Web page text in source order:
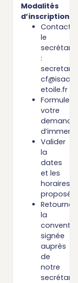
Modalités
d’inscription
Contacter
le
:
etoile.fr
Formuler
votre
demande
Valider
la
dates
et les
horaires
Retourner
la
signée
auprès
de
notre